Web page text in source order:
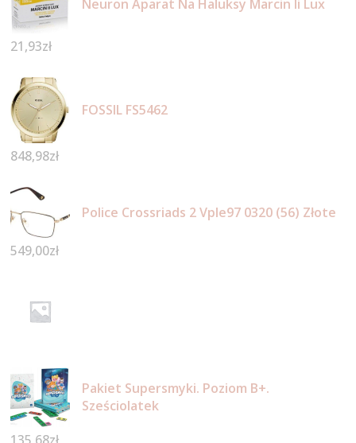
Neuron Aparat Na Haluksy Marcin Ii Lux
21,93zł
FOSSIL FS5462
848,98zł
Police Crossriads 2 Vple97 0320 (56) Złote
549,00zł
Pakiet Supersmyki. Poziom B+.
Sześciolatek